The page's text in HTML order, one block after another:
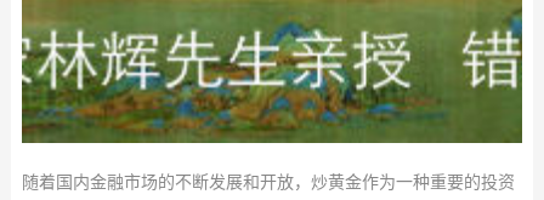
随着国内金融市场的不断发展和开放，炒黄金作为一种重要的投资